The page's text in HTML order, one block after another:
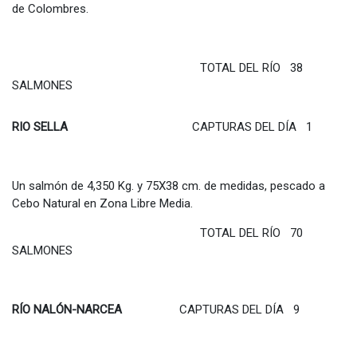
de Colombres.
TOTAL DEL RÍO 38
SALMONES
RIO SELLA CAPTURAS DEL DÍA 1
Un salmón de 4,350 Kg. y 75X38 cm. de medidas, pescado a
Cebo Natural en Zona Libre Media.
TOTAL DEL RÍO 70
SALMONES
RÍO NALÓN-NARCEA CAPTURAS DEL DÍA 9